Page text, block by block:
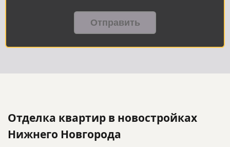
Отделка квартир в новостройках
Нижнего Новгорода